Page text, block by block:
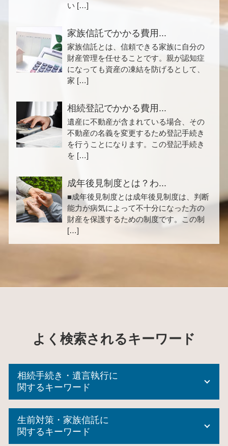
い […]
家族信託でかかる費用...
家族信託とは、信頼できる家族に自分の
財産管理を任せることです。親が認知症
になっても資産の凍結を防げるとして、
家 […]
相続登記でかかる費用...
遺産に不動産が含まれている場合、その
不動産の名義を変更するため登記手続き
を行うことになります。この登記手続き
を […]
成年後見制度とは？わ...
■成年後見制度とは成年後見制度は、判断
能力が病気によって不十分になった方の
財産を保護するための制度です。この制
[…]
よく検索されるキーワード
相続手続き・遺言執行に
関するキーワード
成年 後見人 申立人
所有権移転登記
相続 登記
生前対策・家族信託に
関するキーワード